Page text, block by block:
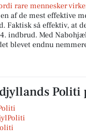
rare mennesker
af de mest effektive
Faktisk så effektiv, at
indbrud. Med
blevet endnu
Politi